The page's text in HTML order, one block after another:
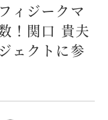
ィジークマ
！関口 貴夫
ェクトに参